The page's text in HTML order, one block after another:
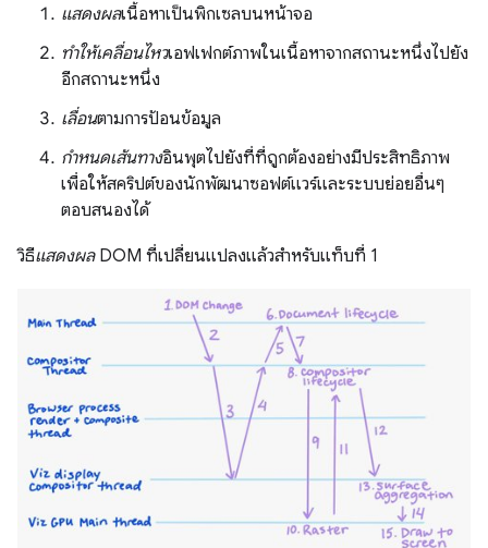
แสดงผลเนื้อหาเป็นพิกเซลบนหน้าจอ
ทำให้เคลื่อนไหวเอฟเฟกต์ภาพในเนื้อหาจากสถานะหนึ่งไปยัง
อีกสถานะหนึ่ง
เลื่อนตามการป้อนข้อมูล
กําหนดเส้นทางอินพุตไปยังที่ที่ถูกต้องอย่างมีประสิทธิภาพ
เพื่อให้สคริปต์ของนักพัฒนาซอฟต์แวร์และระบบย่อยอื่นๆ
ตอบสนองได้
วิธีแสดงผลDOM ที่เปลี่ยนแปลงแล้วสําหรับแท็บที่ 1